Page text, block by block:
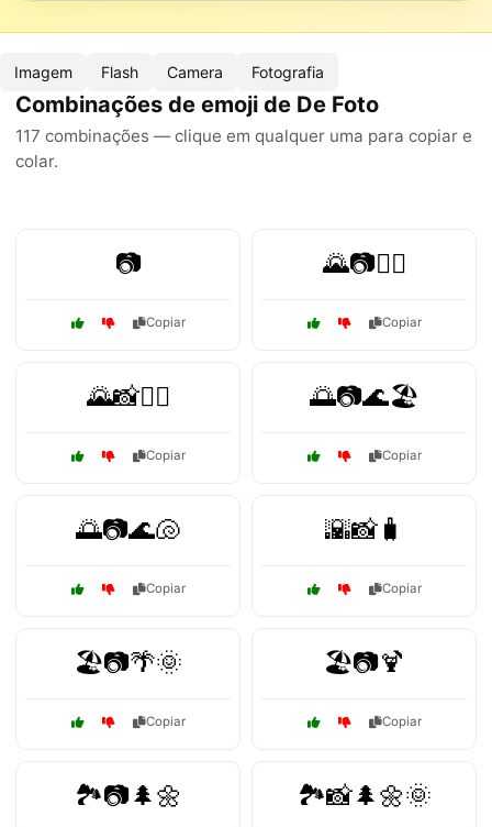
Imagem Flash Camera Fotografia
Combinações de emoji de De Foto
117 combinações — clique em qualquer uma para copiar e
colar.
📷
Copiar
🌄📷🚴‍♂️
Copiar
🌄📸🚶‍♀️
Copiar
🌅📷🌊🏖️
Copiar
🌅📷🌊🐚
Copiar
🌇📸🧳
Copiar
🏖️📷🌴🌞
Copiar
🏖️📷🍹
Copiar
🏞️📷🌲🌼 🏞️📸🌲🌼🌞